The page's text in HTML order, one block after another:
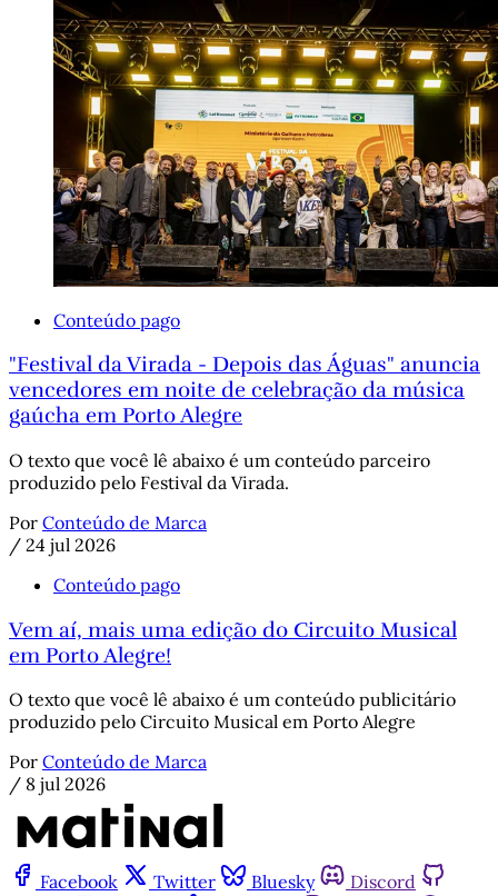
Conteúdo pago
"Festival da Virada - Depois das Águas" anuncia
vencedores em noite de celebração da música
gaúcha em Porto Alegre
O texto que você lê abaixo é um conteúdo parceiro
produzido pelo Festival da Virada.
Por Conteúdo de Marca
/ 24 jul 2026
Conteúdo pago
Vem aí, mais uma edição do Circuito Musical
em Porto Alegre!
O texto que você lê abaixo é um conteúdo publicitário
produzido pelo Circuito Musical em Porto Alegre
Por Conteúdo de Marca
/ 8 jul 2026
Facebook Twitter Bluesky
Discord